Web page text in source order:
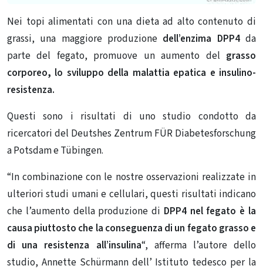
Nei topi alimentati con una dieta ad alto contenuto di
grassi, una maggiore produzione dell’enzima DPP4da
parte del fegato, promuove un aumento del grasso
corporeo, lo sviluppo della malattia epatica e insulino-
resistenza.
Questi sono i risultati di uno studio condotto da
ricercatori del Deutshes Zentrum FÜR Diabetesforschung
a Potsdam e Tübingen.
“In combinazione con le nostre osservazioni realizzate in
ulteriori studi umani e cellulari, questi risultati indicano
che l’aumento della produzione di DPP4 nel fegato è la
causa piuttosto che la conseguenza di un fegato grasso e
di una resistenza all’insulina“, afferma l’autore dello
studio, Annette Schürmann dell’ Istituto tedesco per la